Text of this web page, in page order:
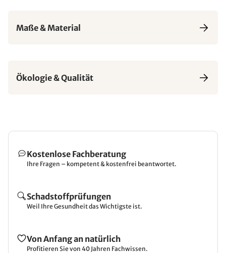
Maße & Material
Ökologie & Qualität
Kostenlose Fachberatung
Ihre Fragen – kompetent & kostenfrei beantwortet.
Schadstoffprüfungen
Weil Ihre Gesundheit das Wichtigste ist.
Von Anfang an natürlich
Profitieren Sie von 40 Jahren Fachwissen.